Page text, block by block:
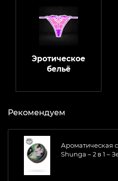
Эротическое
бельё
Рекомендуем
Ароматическая
Shunga – 2 в 1 –